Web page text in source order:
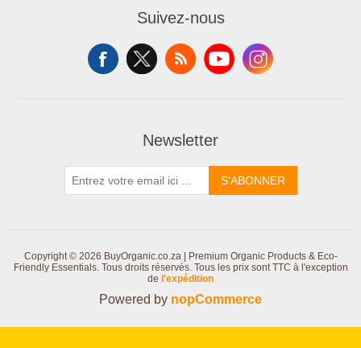
Suivez-nous
Newsletter
S'ABONNER
Copyright © 2026 BuyOrganic.co.za | Premium Organic Products & Eco-
Friendly Essentials. Tous droits réservés. Tous les prix sont TTC à l'exception
de l'expédition
Powered by nopCommerce